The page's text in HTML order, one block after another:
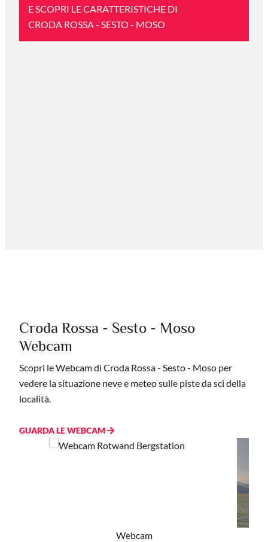
E SCOPRI LE CARATTERISTICHE DI
CRODA ROSSA - SESTO - MOSO
Croda Rossa - Sesto - Moso
Webcam
Scopri le Webcam di Croda Rossa - Sesto - Moso per
vedere la situazione neve e meteo sulle piste da sci della
località.
GUARDA LE WEBCAM
Webcam